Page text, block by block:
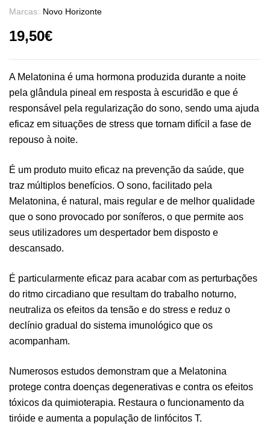
Marcas: Novo Horizonte
19,50€
A Melatonina é uma hormona produzida durante a noite
pela glândula pineal em resposta à escuridão e que é
responsável pela regularização do sono, sendo uma ajuda
eficaz em situações de stress que tornam difícil a fase de
repouso à noite.
É um produto muito eficaz na prevenção da saúde, que
traz múltiplos benefícios. O sono, facilitado pela
Melatonina, é natural, mais regular e de melhor qualidade
que o sono provocado por soníferos, o que permite aos
seus utilizadores um despertador bem disposto e
descansado.
É particularmente eficaz para acabar com as perturbações
do ritmo circadiano que resultam do trabalho noturno,
neutraliza os efeitos da tensão e do stress e reduz o
declínio gradual do sistema imunológico que os
acompanham.
Numerosos estudos demonstram que a Melatonina
protege contra doenças degenerativas e contra os efeitos
tóxicos da quimioterapia. Restaura o funcionamento da
tiróide e aumenta a população de linfócitos T.